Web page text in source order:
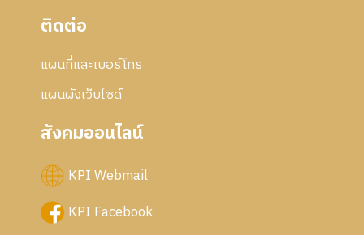
ติดต่อ
แผนที่และเบอร์โทร
แผนผังเว็บไซด์
สังคมออนไลน์
KPI Webmail
KPI Facebook